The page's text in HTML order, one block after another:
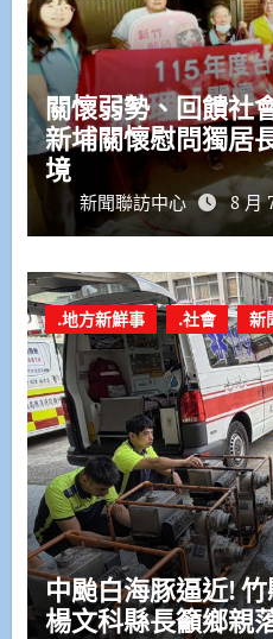
關懷弱勢、回饋
新埔關懷慰問獨居
境
新聞聯訪中心 8 月
.地方新鮮事 .社會 新
中颱白海豚逼近!
楊文科縣長籲鄉親